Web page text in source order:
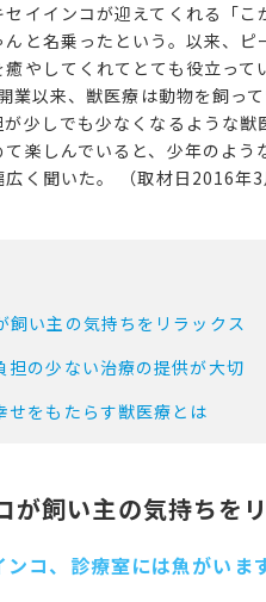
イインコが迎えてくれる「
と名乗ったという。以来、
やしてくれてとても役立っ
業以来、獣医療は動物を飼っ
少しでも少なくなるような
楽しんでいると、少年のよ
く聞いた。 （取材日2016年3
飼い主の気持ちをリラックス
担の少ない治療の提供が大切
せをもたらす獣医療とは
が飼い主の気持ちを
コ、診療室には魚がいま